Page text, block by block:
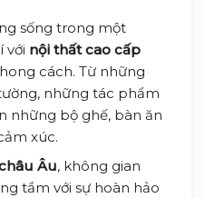
sống trong một
với nội thất cao cấp
cách. Từ những
những tác phẩm
những bộ ghế, bàn ăn
xúc.
Âu, không gian
tầm với sự hoàn hảo